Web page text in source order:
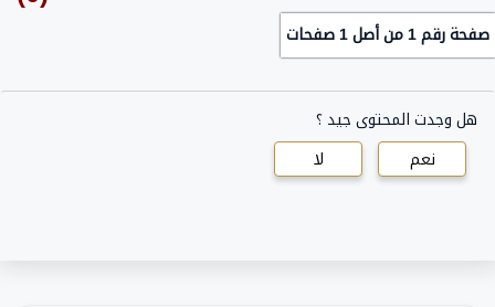
صفحة رقم 1 من أصل 1 صفحات
هل وجدت المحتوى جيد ؟
نعم لا